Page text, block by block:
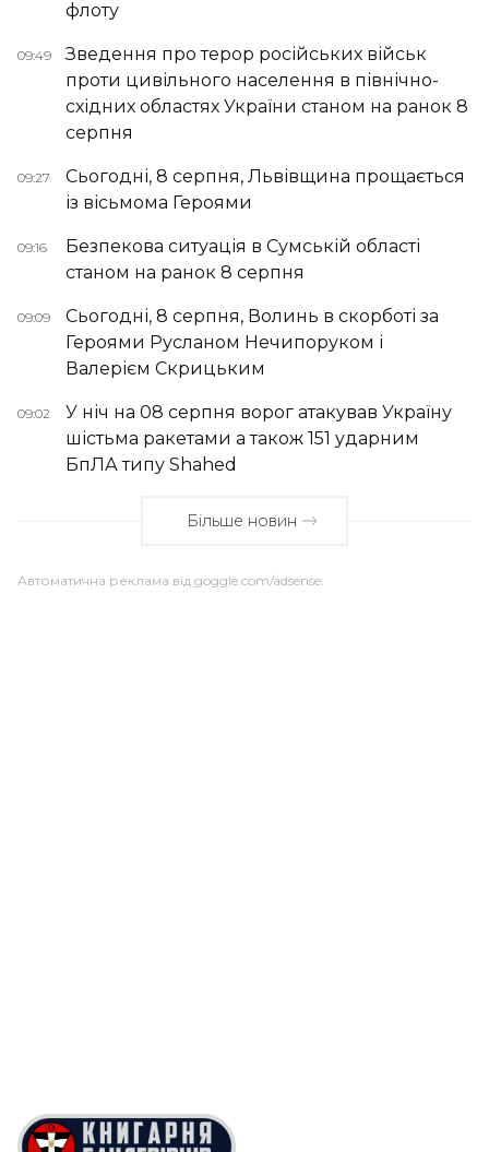
флоту
09:49
Зведення про терор російських військ
проти цивільного населення в північно-
східних областях України станом на ранок 8
серпня
09:27
Сьогодні, 8 серпня, Львівщина прощається
із вісьмома Героями
09:16
Безпекова ситуація в Сумській області
станом на ранок 8 серпня
09:09
Сьогодні, 8 серпня, Волинь в скорботі за
Героями Русланом Нечипоруком і
Валерієм Скрицьким
09:02
У ніч на 08 серпня ворог атакував Україну
шістьма ракетами а також 151 ударним
БпЛА типу Shahed
Більше новин
Автоматична реклама від goggle.com/adsense: